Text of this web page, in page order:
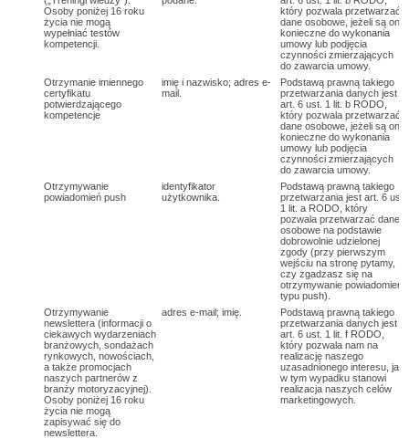
Osoby poniżej 16 roku
życia nie mogą
wypełniać testów
kompetencji.
który pozwala przetwarzać
dane osobowe, jeżeli są one
konieczne do wykonania
umowy lub podjęcia
czynności zmierzających
do zawarcia umowy.
Otrzymanie imiennego
certyfikatu
potwierdzającego
kompetencje
imię i nazwisko; adres e-
mail.
Podstawą prawną takiego
przetwarzania danych jest
art. 6 ust. 1 lit. b RODO,
który pozwala przetwarzać
dane osobowe, jeżeli są one
konieczne do wykonania
umowy lub podjęcia
czynności zmierzających
do zawarcia umowy.
Otrzymywanie
powiadomień push
identyfikator
użytkownika.
Podstawą prawną takiego
przetwarzania jest art. 6 ust.
1 lit. a RODO, który
pozwala przetwarzać dane
osobowe na podstawie
dobrowolnie udzielonej
zgody (przy pierwszym
wejściu na stronę pytamy,
czy zgadzasz się na
otrzymywanie powiadomień
typu push).
Otrzymywanie
newslettera (informacji o
ciekawych wydarzeniach
branżowych, sondażach
rynkowych, nowościach,
a także promocjach
naszych partnerów z
branży motoryzacyjnej).
Osoby poniżej 16 roku
życia nie mogą
zapisywać się do
newslettera.
adres e-mail; imię.
Podstawą prawną takiego
przetwarzania danych jest
art. 6 ust. 1 lit. f RODO,
który pozwala nam na
realizację naszego
uzasadnionego interesu, jaki
w tym wypadku stanowi
realizacja naszych celów
marketingowych.